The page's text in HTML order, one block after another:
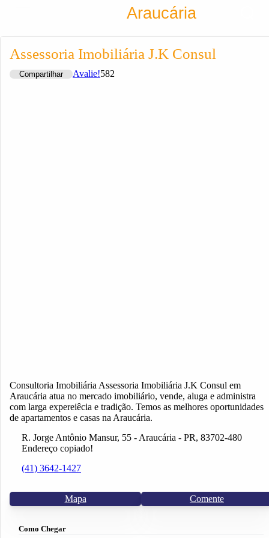
Araucária
Criar conta
Assessoria Imobiliária J.K Consul
Compartilhar Avalie!582
Consultoria Imobiliária Assessoria Imobiliária J.K Consul em
Araucária atua no mercado imobiliário, vende, aluga e administra
com larga expereiêcia e tradição. Temos as melhores oportunidades
de apartamentos e casas na Araucária.
R. Jorge Antônio Mansur, 55 - Araucária - PR, 83702-480
Endereço copiado!
(41) 3642-1427
Mapa Comente
Como Chegar